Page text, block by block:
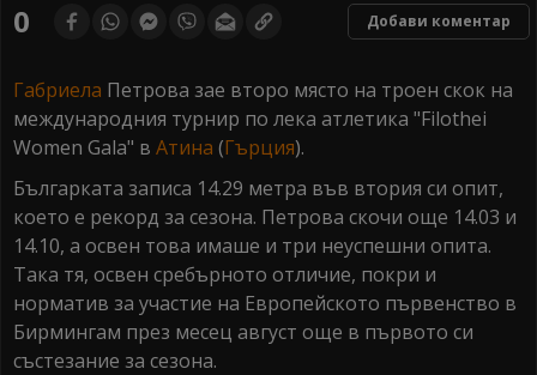
of0 Добави коментар
Габриела Петрова зае второ място на троен скок на
международния турнир по лека атлетика "Filothei
Women Gala" в Атина (Гърция).
Българката записа 14.29 метра във втория си опит,
което е рекорд за сезона. Петрова скочи още 14.03 и
14.10, а освен това имаше и три неуспешни опита.
Така тя, освен сребърното отличие, покри и
норматив за участие на Европейското първенство в
Бирмингам през месец август още в първото си
състезание за сезона.